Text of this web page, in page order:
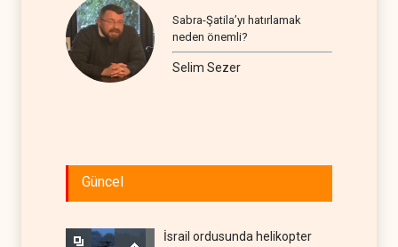
Sabra-Şatila’yı hatırlamak
neden önemli?
Selim Sezer
Güncel
İsrail ordusunda helikopter